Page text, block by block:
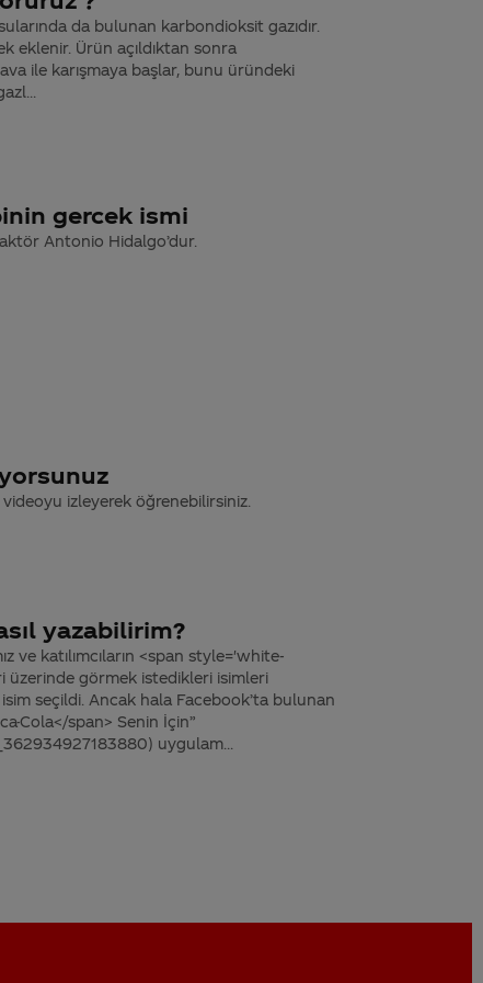
da bulunan karbondioksit gazıdır.
eklenir. Ürün açıldıktan sonra
ile karışmaya başlar, bunu üründeki
gercek ismi
Antonio Hidalgo’dur.
videoyu izleyerek öğrenebilirsiniz.
yazabilirim?
ve katılımcıların <span style='white-
üzerinde görmek istedikleri isimleri
seçildi. Ancak hala Facebook’ta bulunan
Cola</span> Senin İçin”
uygulam...